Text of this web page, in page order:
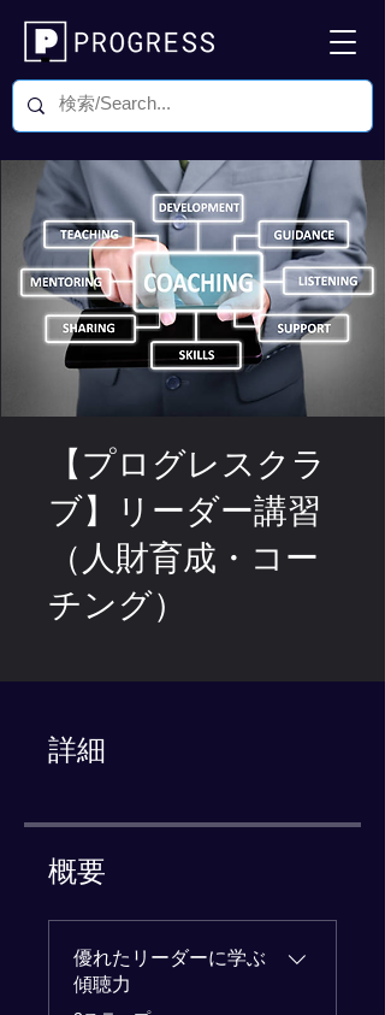
【プログレスクラ
ブ】リーダー講習
（人財育成・コー
チング）
詳細
概要
優れたリーダーに学ぶ
傾聴力